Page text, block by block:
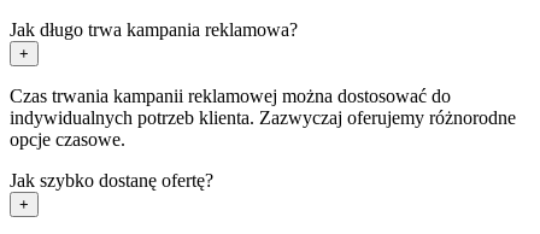
Jak długo trwa kampania reklamowa?
+
Czas trwania kampanii reklamowej można dostosować do
indywidualnych potrzeb klienta. Zazwyczaj oferujemy różnorodne
opcje czasowe.
Jak szybko dostanę ofertę?
+